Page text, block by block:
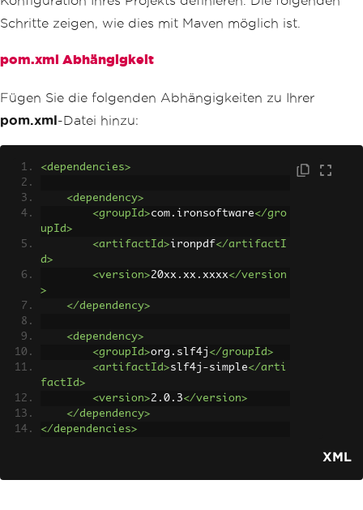
Schritte zeigen, wie dies mit Maven möglich ist.
pom.xml Abhängigkeit
Fügen Sie die folgenden Abhängigkeiten zu Ihrer
pom.xml-Datei hinzu:
<dependencies>
<dependency>
<groupId>com.ironsoftware</gro
upId>
<artifactId>ironpdf</artifactI
d>
<version>20xx.xx.xxxx</version
>
</dependency>
<dependency>
<groupId>org.slf4j</groupId>
<artifactId>slf4j-simple</arti
factId>
<version>2.0.3</version>
</dependency>
</dependencies>
XML